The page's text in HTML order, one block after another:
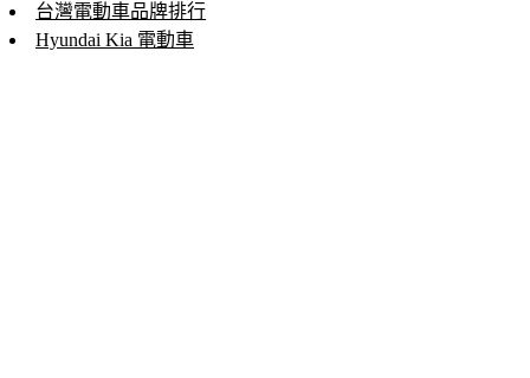
台灣電動車品牌排行
Hyundai Kia 電動車